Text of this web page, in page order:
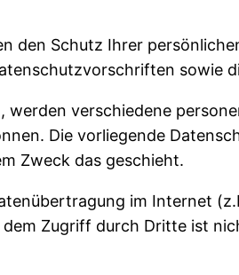
den Schutz Ihrer
sowie
werden verschiedene
Die vorliegende
Zweck das geschieht.
im Internet
Zugriff durch Dritte ist